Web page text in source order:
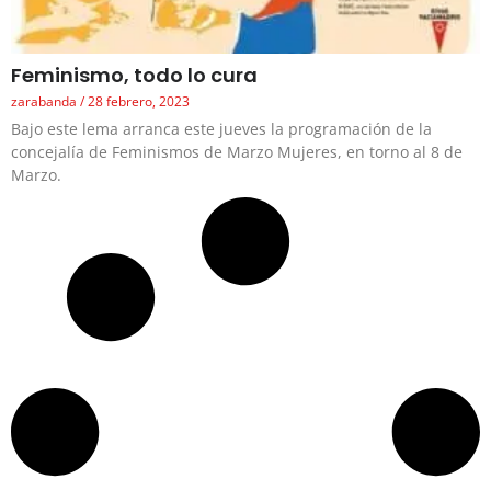
Feminismo, todo lo cura
zarabanda 28 febrero, 2023
Bajo este lema arranca este jueves la programación de la
concejalía de Feminismos de Marzo Mujeres, en torno al 8 de
Marzo.